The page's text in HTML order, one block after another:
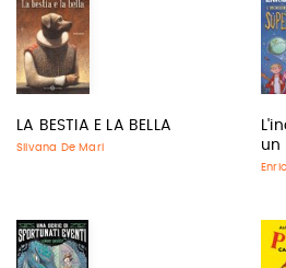
LA BESTIA E LA BELLA
Silvana De Mari
un